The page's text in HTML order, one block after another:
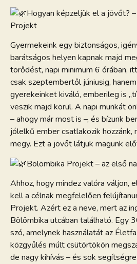
Hogyan képzeljük el a jövőt?
Projekt
Gyermekeink egy biztonságos,
barátságos helyen kapnak majd
törődést, napi minimum 6 órában,
csak szeptembertől júniusig,
gyerekeinket kiváló, emberileg is
veszik majd körül. A napi munkát
– ahogy már most is –, és bízunk
jólelkű ember csatlakozik hozzánk,
megy. Ezt a jövőt látjuk magunk
Bölömbika Projekt – az első
Ahhoz, hogy mindez valóra váljon,
kell a célnak megfelelően
Projekt. Azért ez a neve, mert az
Bölömbika utcában található. Egy
szó, amelynek használatát az
közgyűlés múlt csütörtökön
de nagy kihívás – és sok